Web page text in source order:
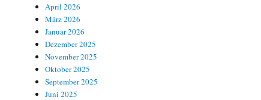
April 2026
März 2026
Januar 2026
Dezember 2025
November 2025
Oktober 2025
September 2025
Juni 2025